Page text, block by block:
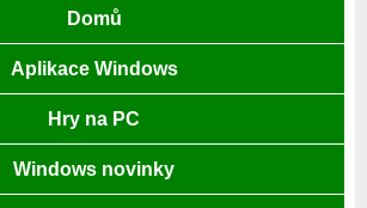
Domů
Aplikace Windows
Hry na PC
Windows novinky